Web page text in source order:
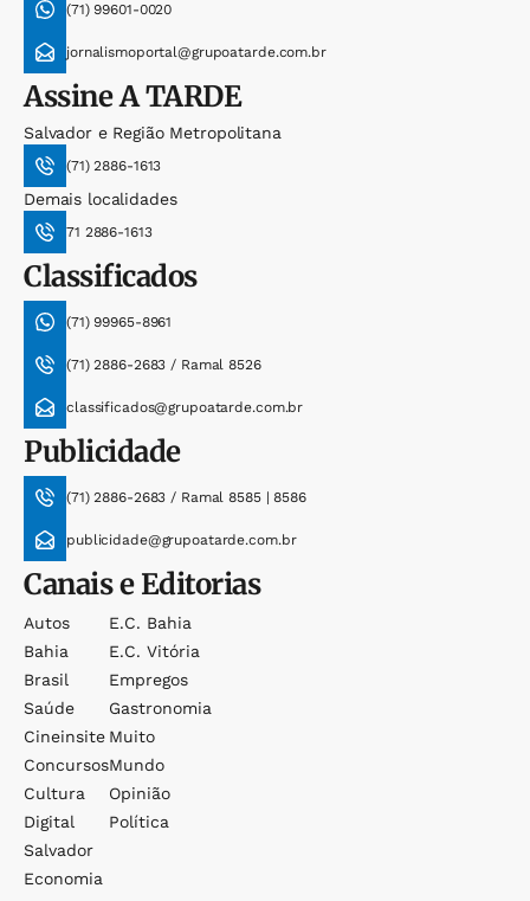
(71) 99601-0020
jornalismoportal@grupoatarde.com.br
AssineA TARDE
Salvador e Região Metropolitana
(71) 2886-1613
Demais localidades
71 2886-1613
Classificados
(71) 99965-8961
(71) 2886-2683 / Ramal 8526
classificados@grupoatarde.com.br
Publicidade
(71) 2886-2683 / Ramal 8585 | 8586
publicidade@grupoatarde.com.br
Canais e Editorias
Autos
Bahia
Brasil
Saúde
Cineinsite
Concursos
Cultura
Digital
Salvador
Economia
E.c. Bahia
E.c. Vitória
Empregos
Gastronomia
Muito
Mundo
Opinião
Política